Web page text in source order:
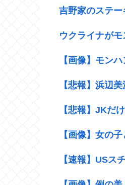
吉野家のステー
ウクライナが
【画像】モン
【悲報】浜辺
【悲報】JKだ
【画像】女の
【速報】USス